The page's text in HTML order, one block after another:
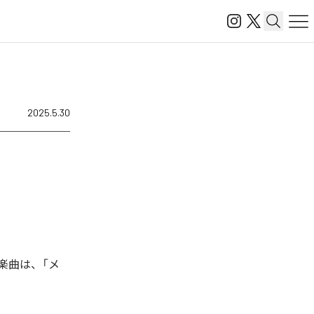
2025.5.30
曲は、「メ